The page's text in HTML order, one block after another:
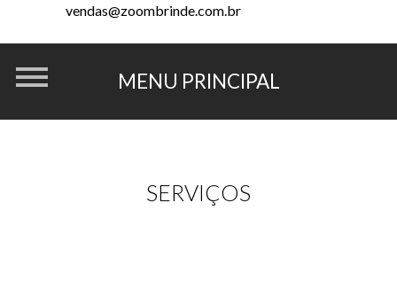
vendas@zoombrinde.com.br
SERVIÇOS